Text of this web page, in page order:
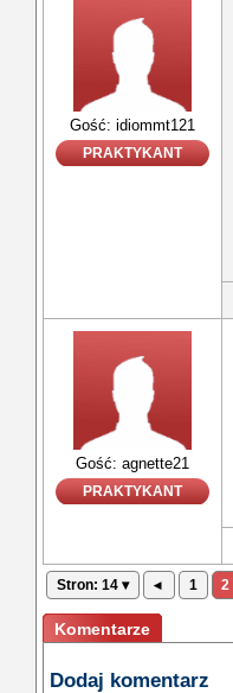
Gość: idiommt121
PRAKTYKANT
Gość: agnette21
PRAKTYKANT
Stron: 14 ▾ ◂ 1 2
Komentarze
Dodaj komentarz